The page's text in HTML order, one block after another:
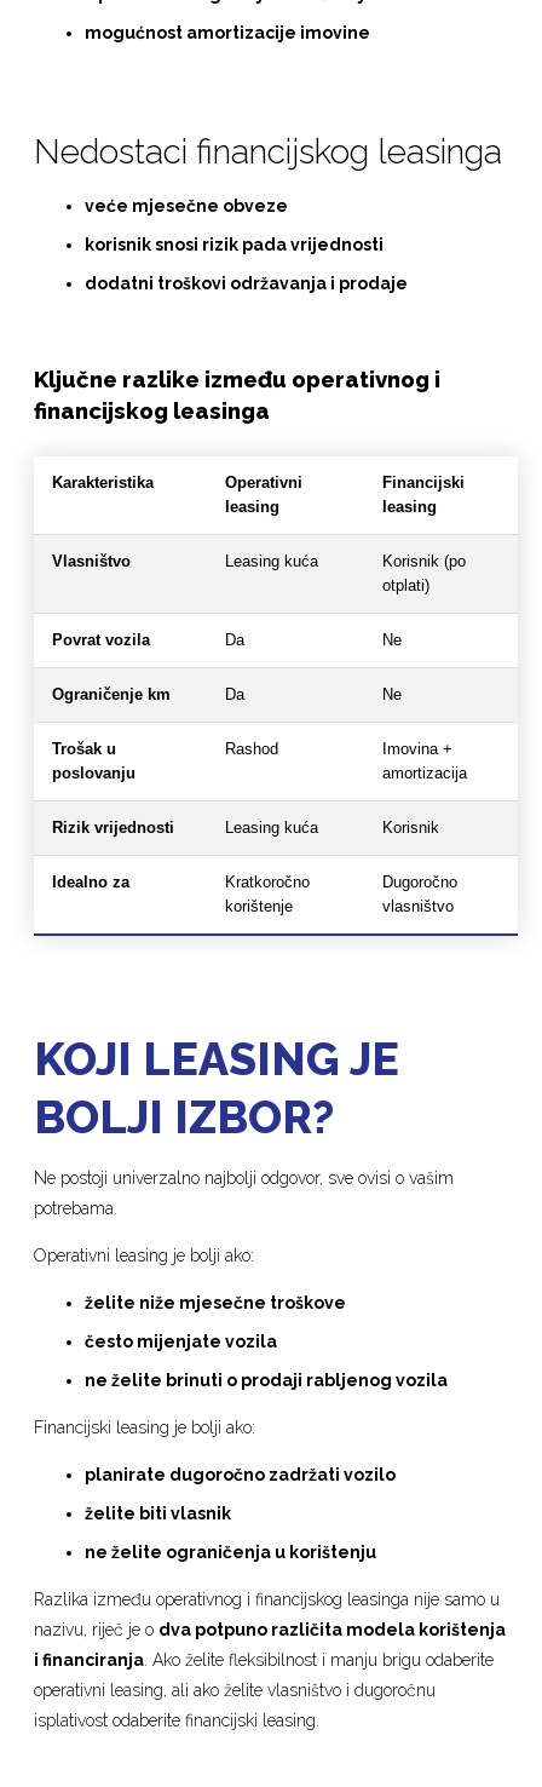
mogućnost amortizacije imovine
Nedostaci financijskog leasinga
veće mjesečne obveze
korisnik snosi rizik pada vrijednosti
dodatni troškovi održavanja i prodaje
Ključne razlike između operativnog i
financijskog leasinga
Karakteristika
Operativni
leasing
Financijski
leasing
Vlasništvo Leasing kuća
Korisnik (po
otplati)
Povrat vozila Da Ne
Ograničenje km Da Ne
Trošak u
poslovanju
Rashod
Imovina +
amortizacija
Rizik vrijednosti Leasing kuća Korisnik
Idealno za
Kratkoročno
korištenje
Dugoročno
vlasništvo
KOJI LEASING JE
BOLJI IZBOR?
Ne postoji univerzalno najbolji odgovor, sve ovisi o vašim
potrebama.
Operativni leasing je bolji ako:
želite niže mjesečne troškove
često mijenjate vozila
ne želite brinuti o prodaji rabljenog vozila
Financijski leasing je bolji ako:
planirate dugoročno zadržati vozilo
želite biti vlasnik
ne želite ograničenja u korištenju
Razlika između operativnog i financijskog leasinga nije samo u
nazivu, riječ je o dva potpuno različita modela korištenja
i financiranja . Ako želite fleksibilnost i manju brigu odaberite
operativni leasing, ali ako želite vlasništvo i dugoročnu
isplativost odaberite financijski leasing.